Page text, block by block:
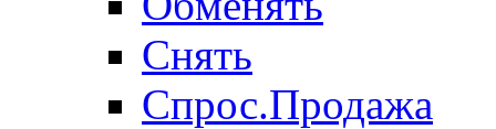
Снять
Спрос.Продажа